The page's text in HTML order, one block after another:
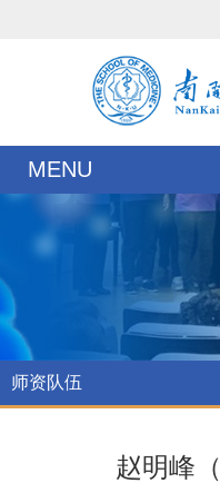
MENU
师资队伍
赵明峰